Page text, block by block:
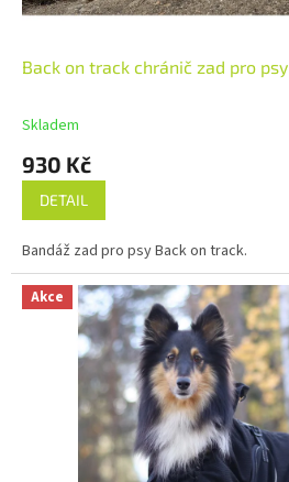
Back on track chránič zad pro psy
Skladem
930 Kč
DETAIL
Bandáž zad pro psy Back on track.
Akce